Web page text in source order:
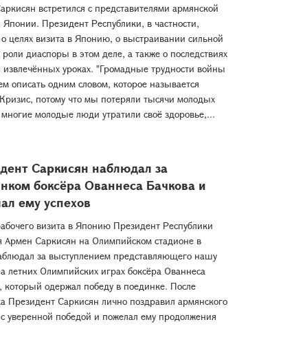
встретился с представителями армянской
Президент Республики, в частности,
о целях визита в Японию, о выстраивании сильной
диаспоры в этом деле, а также о последствиях
уроках. "Громадные трудности войны
описать одним словом, которое называется
потому что мы потеряли тысячи молодых
молодые люди утратили своё здоровье,...
Саркисян наблюдал за
боксёра Ованнеса Бачкова и
ему успехов
визита в Японию Президент Республики
Армен Саркисян на Олимпийском стадионе в
за выступлением представляющего нашу
летних Олимпийских играх боксёра Ованнеса
который одержал победу в поединке. После
Президент Саркисян лично поздравил армянского
уверенной победой и пожелал ему продолжения